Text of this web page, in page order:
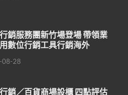
銷服務團新竹場登場 帶領業
數位行銷工具行銷海外
08-28
銷／百貨商場設櫃 四點評估